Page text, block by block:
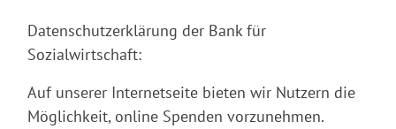
Datenschutzerklärung der Bank für
Sozialwirtschaft:
Auf unserer Internetseite bieten wir Nutzern die
Möglichkeit, online Spenden vorzunehmen.